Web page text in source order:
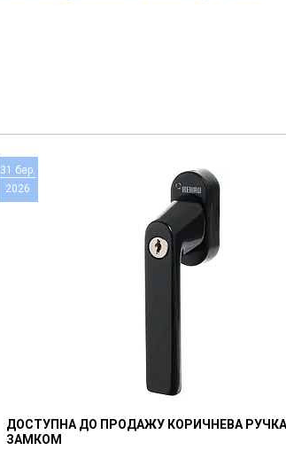
31 бер.
2026
ДОСТУПНА ДО ПРОДАЖУ КОРИЧНЕВА РУЧКА
ЗАМКОМ